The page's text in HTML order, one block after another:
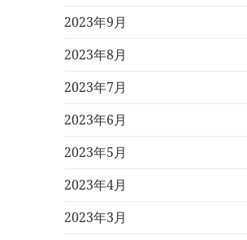
2023年9月
2023年8月
2023年7月
2023年6月
2023年5月
2023年4月
2023年3月